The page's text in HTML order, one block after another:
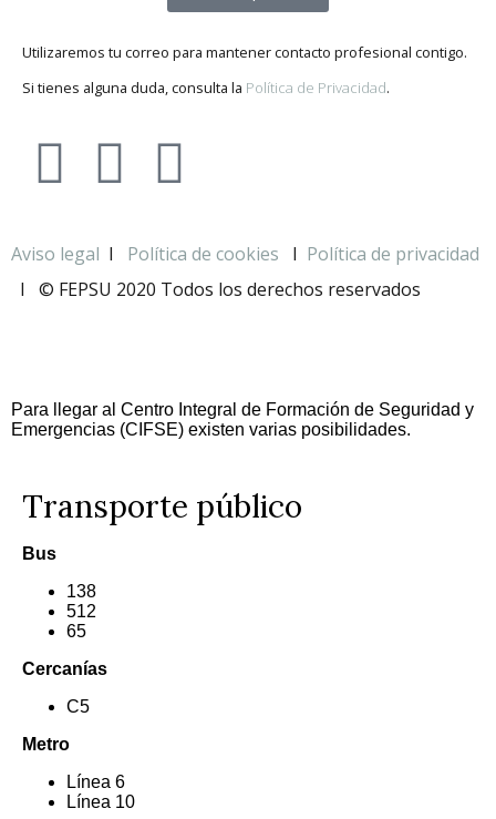
Utilizaremos tu correo para mantener contacto profesional contigo.
Si tienes alguna duda, consulta la Política de Privacidad.
Aviso legal I Política de cookies I Política de privacidad
I © FEPSU 2020 Todos los derechos reservados
Para llegar al Centro Integral de Formación de Seguridad y
Emergencias (CIFSE) existen varias posibilidades.
Transporte público
Bus
138
512
65
Cercanías
C5
Metro
Línea 6
Línea 10